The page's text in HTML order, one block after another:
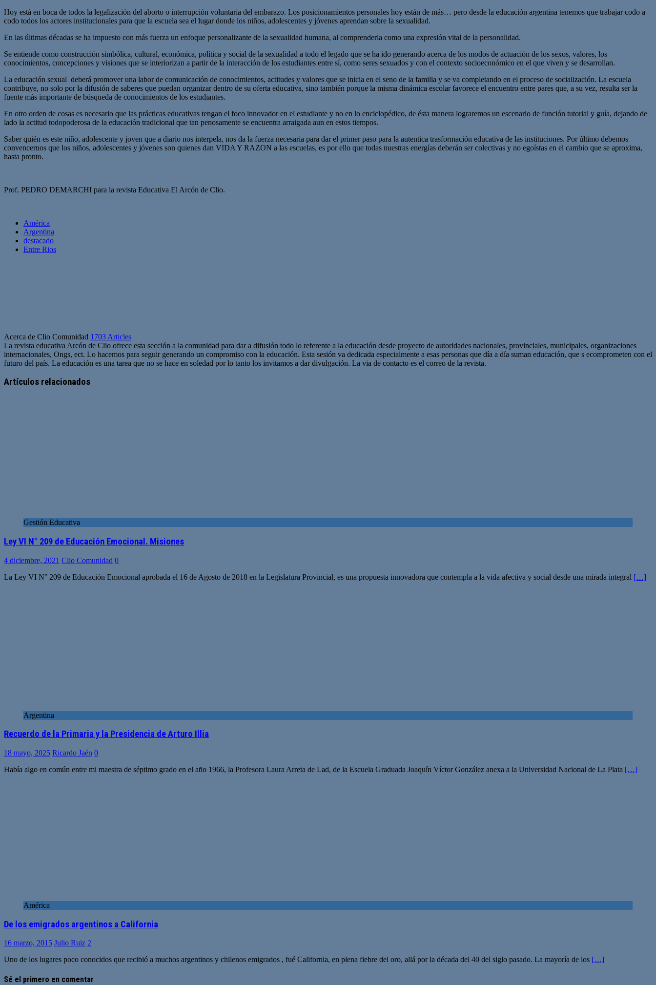
Hoy está en boca de todos la legalización del aborto o interrupción voluntaria del embarazo. Los posicionamientos personales hoy están de más… pero desde la educación argentina tenemos que trabajar codo a
codo todos los actores institucionales para que la escuela sea el lugar donde los niños, adolescentes y jóvenes aprendan sobre la sexualidad.
En las últimas décadas se ha impuesto con más fuerza un enfoque personalizante de la sexualidad humana, al comprenderla como una expresión vital de la personalidad.
Se entiende como construcción simbólica, cultural, económica, política y social de la sexualidad a todo el legado que se ha ido generando acerca de los modos de actuación de los sexos, valores, los
conocimientos, concepciones y visiones que se interiorizan a partir de la interacción de los estudiantes entre sí, como seres sexuados y con el contexto socioeconómico en el que viven y se desarrollan.
La educación sexual deberá promover una labor de comunicación de conocimientos, actitudes y valores que se inicia en el seno de la familia y se va completando en el proceso de socialización. La escuela
contribuye, no solo por la difusión de saberes que puedan organizar dentro de su oferta educativa, sino también porque la misma dinámica escolar favorece el encuentro entre pares que, a su vez, resulta ser la
fuente más importante de búsqueda de conocimientos de los estudiantes.
En otro orden de cosas es necesario que las prácticas educativas tengan el foco innovador en el estudiante y no en lo enciclopédico, de ésta manera lograremos un escenario de función tutorial y guía, dejando de
lado la actitud todopoderosa de la educación tradicional que tan penosamente se encuentra arraigada aun en estos tiempos.
Saber quién es este niño, adolescente y joven que a diario nos interpela, nos da la fuerza necesaria para dar el primer paso para la autentica trasformación educativa de las instituciones. Por último debemos
convencernos que los niños, adolescentes y jóvenes son quienes dan VIDA Y RAZON a las escuelas, es por ello que todas nuestras energías deberán ser colectivas y no egoístas en el cambio que se aproxima,
hasta pronto.
Prof. PEDRO DEMARCHI para la revista Educativa El Arcón de Clio.
América
Argentina
destacado
Entre Rios
Acerca de Clio Comunidad 1703 Articles
La revista educativa Arcón de Clio ofrece esta sección a la comunidad para dar a difusión todo lo referente a la educación desde proyecto de autoridades nacionales, provinciales, municipales, organizaciones
internacionales, Ongs, ect. Lo hacemos para seguir generando un compromiso con la educación. Esta sesión va dedicada especialmente a esas personas que día a día suman educación, que s ecomprometen con el
futuro del país. La educación es una tarea que no se hace en soledad por lo tanto los invitamos a dar divulgación. La via de contacto es el correo de la revista.
web
Artículos relacionados
Gestión Educativa
Ley VI N° 209 de Educación Emocional. Misiones
4 diciembre, 2021 Clio Comunidad 0
La Ley VI N° 209 de Educación Emocional aprobada el 16 de Agosto de 2018 en la Legislatura Provincial, es una propuesta innovadora que contempla a la vida afectiva y social desde una mirada integral […]
Argentina
Recuerdo de la Primaria y la Presidencia de Arturo Illia
18 mayo, 2025 Ricardo Jaén 0
Había algo en común entre mi maestra de séptimo grado en el año 1966, la Profesora Laura Arreta de Lad, de la Escuela Graduada Joaquín Víctor González anexa a la Universidad Nacional de La Plata […]
América
De los emigrados argentinos a California
16 marzo, 2015 Julio Ruiz 2
Uno de los lugares poco conocidos que recibió a muchos argentinos y chilenos emigrados , fué California, en plena fiebre del oro, allá por la década del 40 del siglo pasado. La mayoría de los […]
Sé el primero en comentar